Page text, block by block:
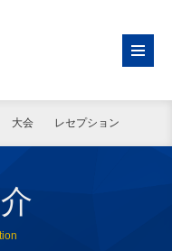
大会 レセプション